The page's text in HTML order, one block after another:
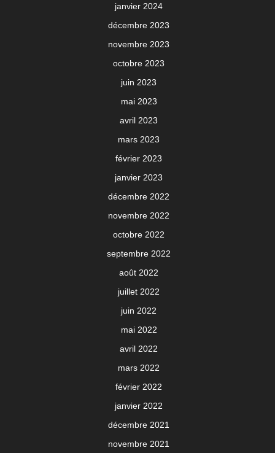
janvier 2024
décembre 2023
novembre 2023
octobre 2023
juin 2023
mai 2023
avril 2023
mars 2023
février 2023
janvier 2023
décembre 2022
novembre 2022
octobre 2022
septembre 2022
août 2022
juillet 2022
juin 2022
mai 2022
avril 2022
mars 2022
février 2022
janvier 2022
décembre 2021
novembre 2021